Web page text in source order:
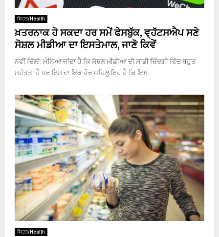
ਸਿਹਤ/Health
ਖ਼ਤਰਨਾਕ ਹੋ ਸਕਦਾ ਹਰ ਸਮੇਂ ਫੇਸਬੁੱਕ, ਵ੍ਹੱਟਸਐਪ ਸਣੇ
ਸੋਸ਼ਲ ਮੀਡੀਆ ਦਾ ਇਸਤੇਮਾਲ, ਜਾਣੋ ਕਿਵੇਂ
ਨਵੀਂ ਦਿੱਲੀ: ਮੰਨਿਆ ਜਾਂਦਾ ਹੈ ਕਿ ਸੋਸ਼ਲ ਮੀਡੀਆ ਦੀ ਸਾਡੀ ਜ਼ਿੰਦਗੀ ਵਿੱਚ ਬਹੁਤ
ਮਹੱਤਤਾ ਹੈ ਪਰ ਇਸ ਦਾ ਇੱਕ ਹੋਰ ਪਹਿਲੂ ਇਹ ਹੈ ਕਿ ਇਸ...
ਸਿਹਤ/Health